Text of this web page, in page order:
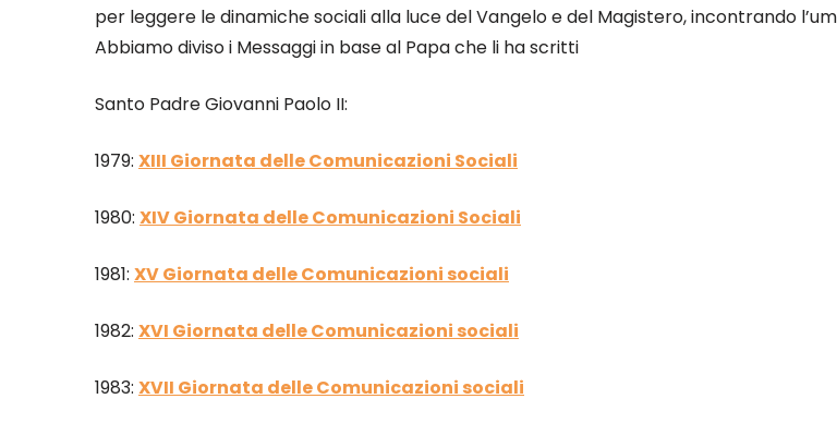
per leggere le dinamiche sociali alla luce del Vangelo e del Magistero, incontrando
Abbiamo diviso i Messaggi in base al Papa che li ha scritti
Santo Padre Giovanni Paolo II:
1979: XIII Giornata delle Comunicazioni Sociali
1980: XIV Giornata delle Comunicazioni Sociali
1981: XV Giornata delle Comunicazioni sociali
1982: XVI Giornata delle Comunicazioni sociali
1983: XVII Giornata delle Comunicazioni sociali